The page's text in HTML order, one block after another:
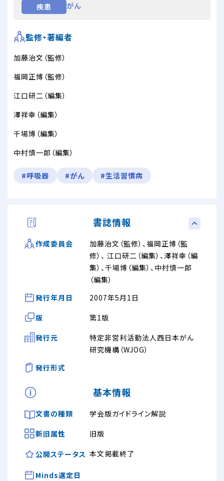
疾患
がん
監修・著編者
加藤治文（監修）
福岡正博（監修）
江口研二（編集）
澤祥幸（編集）
千場博（編集）
中村慎一郎（編集）
#呼吸器 #がん #生活習慣病
書誌情報
作成委員会
加藤治文（監修）、福岡正博（監
修）、 江口研二（編集）、澤祥幸（編
集）、千場博（編集）、中村慎一郎
（編集）
発行年月日
2007年5月1日
版
第1版
発行元
特定非営利活動法人西日本がん
研究機構（WJOG）
発行形式
基本情報
文書の種類
学会版ガイドライン解説
新旧属性
旧版
公開ステータス 本文掲載終了
Minds選定日